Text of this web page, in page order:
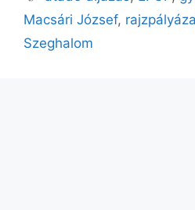
Macsári József,
Szeghalom